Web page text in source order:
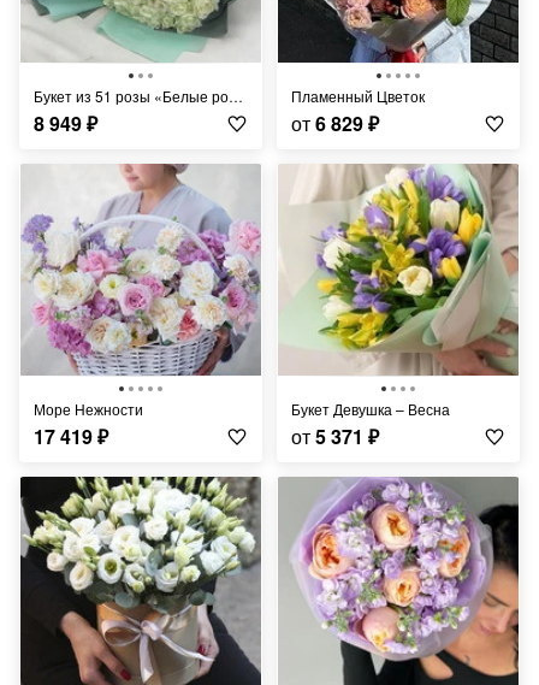
Букет из 51 розы «Белые розы Аваланч в дизайнерской упаковке»
8 949₽
Пламенный Цветок
от6 829₽
Море Нежности
17 419₽
Букет Девушка – Весна
от5 371 ₽